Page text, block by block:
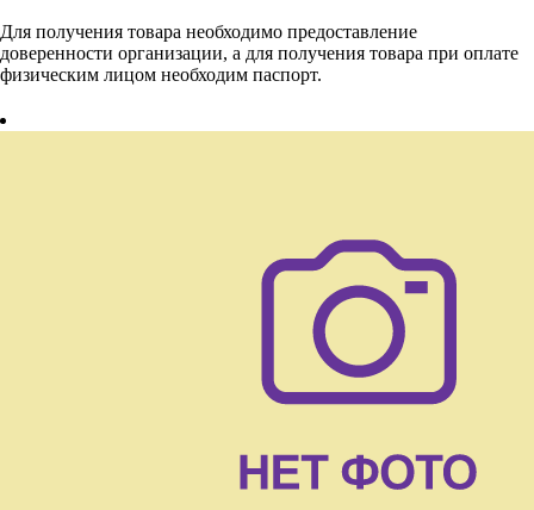
Для получения товара необходимо предоставление
доверенности организации, а для получения товара при оплате
физическим лицом необходим паспорт.